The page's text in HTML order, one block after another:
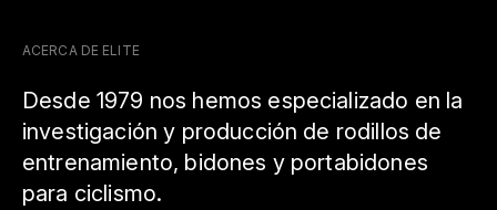
ACERCA DE ELITE
Desde 1979 nos hemos especializado en la
investigación y producción de rodillos de
entrenamiento, bidones y portabidones
para ciclismo.